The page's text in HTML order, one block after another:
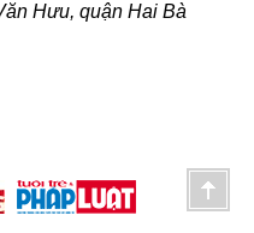
Hưu, quận Hai Bà